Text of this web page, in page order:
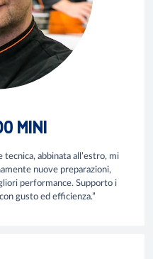
MINI
tecnica, abbinata all’estro, mi
nuove preparazioni,
performance. Supporto i
gusto ed efficienza.”